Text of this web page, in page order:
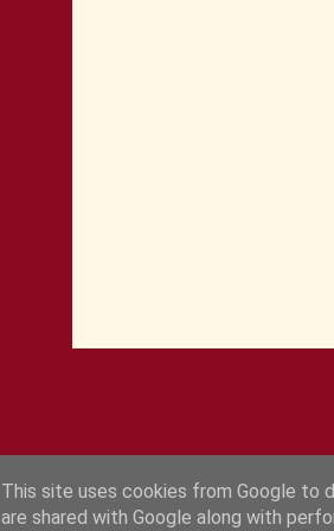
This site uses cookies from Google to
are shared with Google along with